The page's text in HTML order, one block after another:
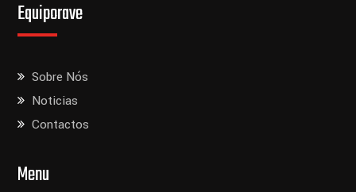
Equiporave
Sobre Nós
Noticias
Contactos
Menu